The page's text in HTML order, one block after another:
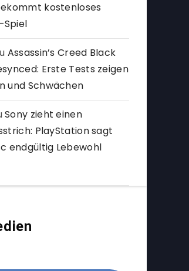
kostenloses
Spiel
Assassin’s Creed Black
Erste Tests zeigen
und Schwächen
Sony zieht einen
PlayStation sagt
endgültig Lebewohl